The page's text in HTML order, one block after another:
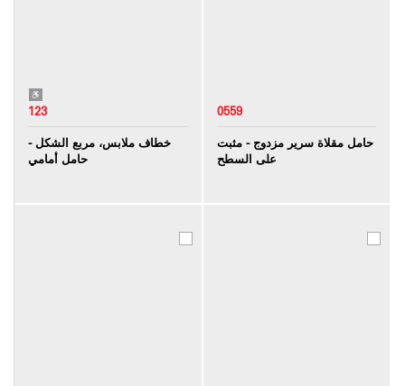
123
خطاف ملابس، مربع الشكل -
حامل أمامي
0559
حامل مقلاة سرير مزدوج - مثبت
على السطح